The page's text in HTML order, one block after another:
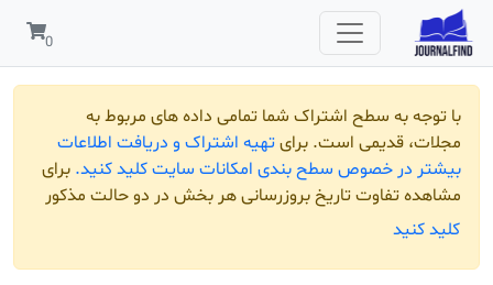
به سطح اشتراک شما تمامی داده های مربوط به
قدیمی است. برای تهیه اشتراک و دریافت اطلاعات
خصوص سطح بندی امکانات سایت کلید کنید.برای
تاریخ بروزرسانی هر بخش در دو حالت مذکور